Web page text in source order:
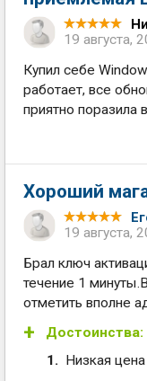
19 августа,
Купил себе
работает, все
приятно поразила
Хороший
19 августа,
Брал ключ
течение 1
отметить вполне
Достоинства:
Низкая цена